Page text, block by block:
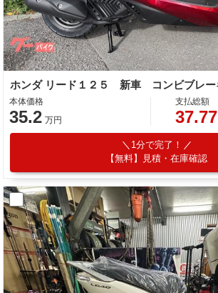
本体価格
35.2 万円
支払総額
37.77
1分で完了！
【無料】見積・在庫確認